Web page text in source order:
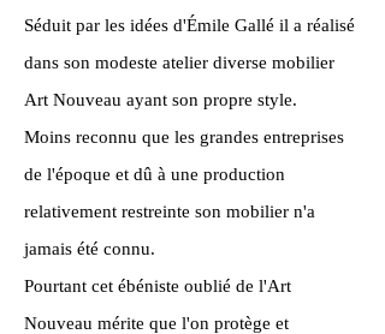
Séduit par les idées d'Émile Gallé il a réalisé
dans son modeste atelier diverse mobilier
Art Nouveau ayant son propre style.
Moins reconnu que les grandes entreprises
de l'époque et dû à une production
relativement restreinte son mobilier n'a
jamais été connu.
Pourtant cet ébéniste oublié de l'Art
Nouveau mérite que l'on protège et